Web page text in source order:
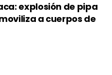
explosión de pipa
a cuerpos de